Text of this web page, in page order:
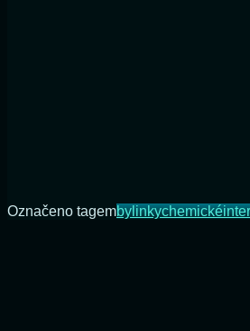
Označeno tagembylinkychemické